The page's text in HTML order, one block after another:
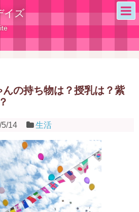
イズ
の持ち物は？授乳は？紫
5/14 生活